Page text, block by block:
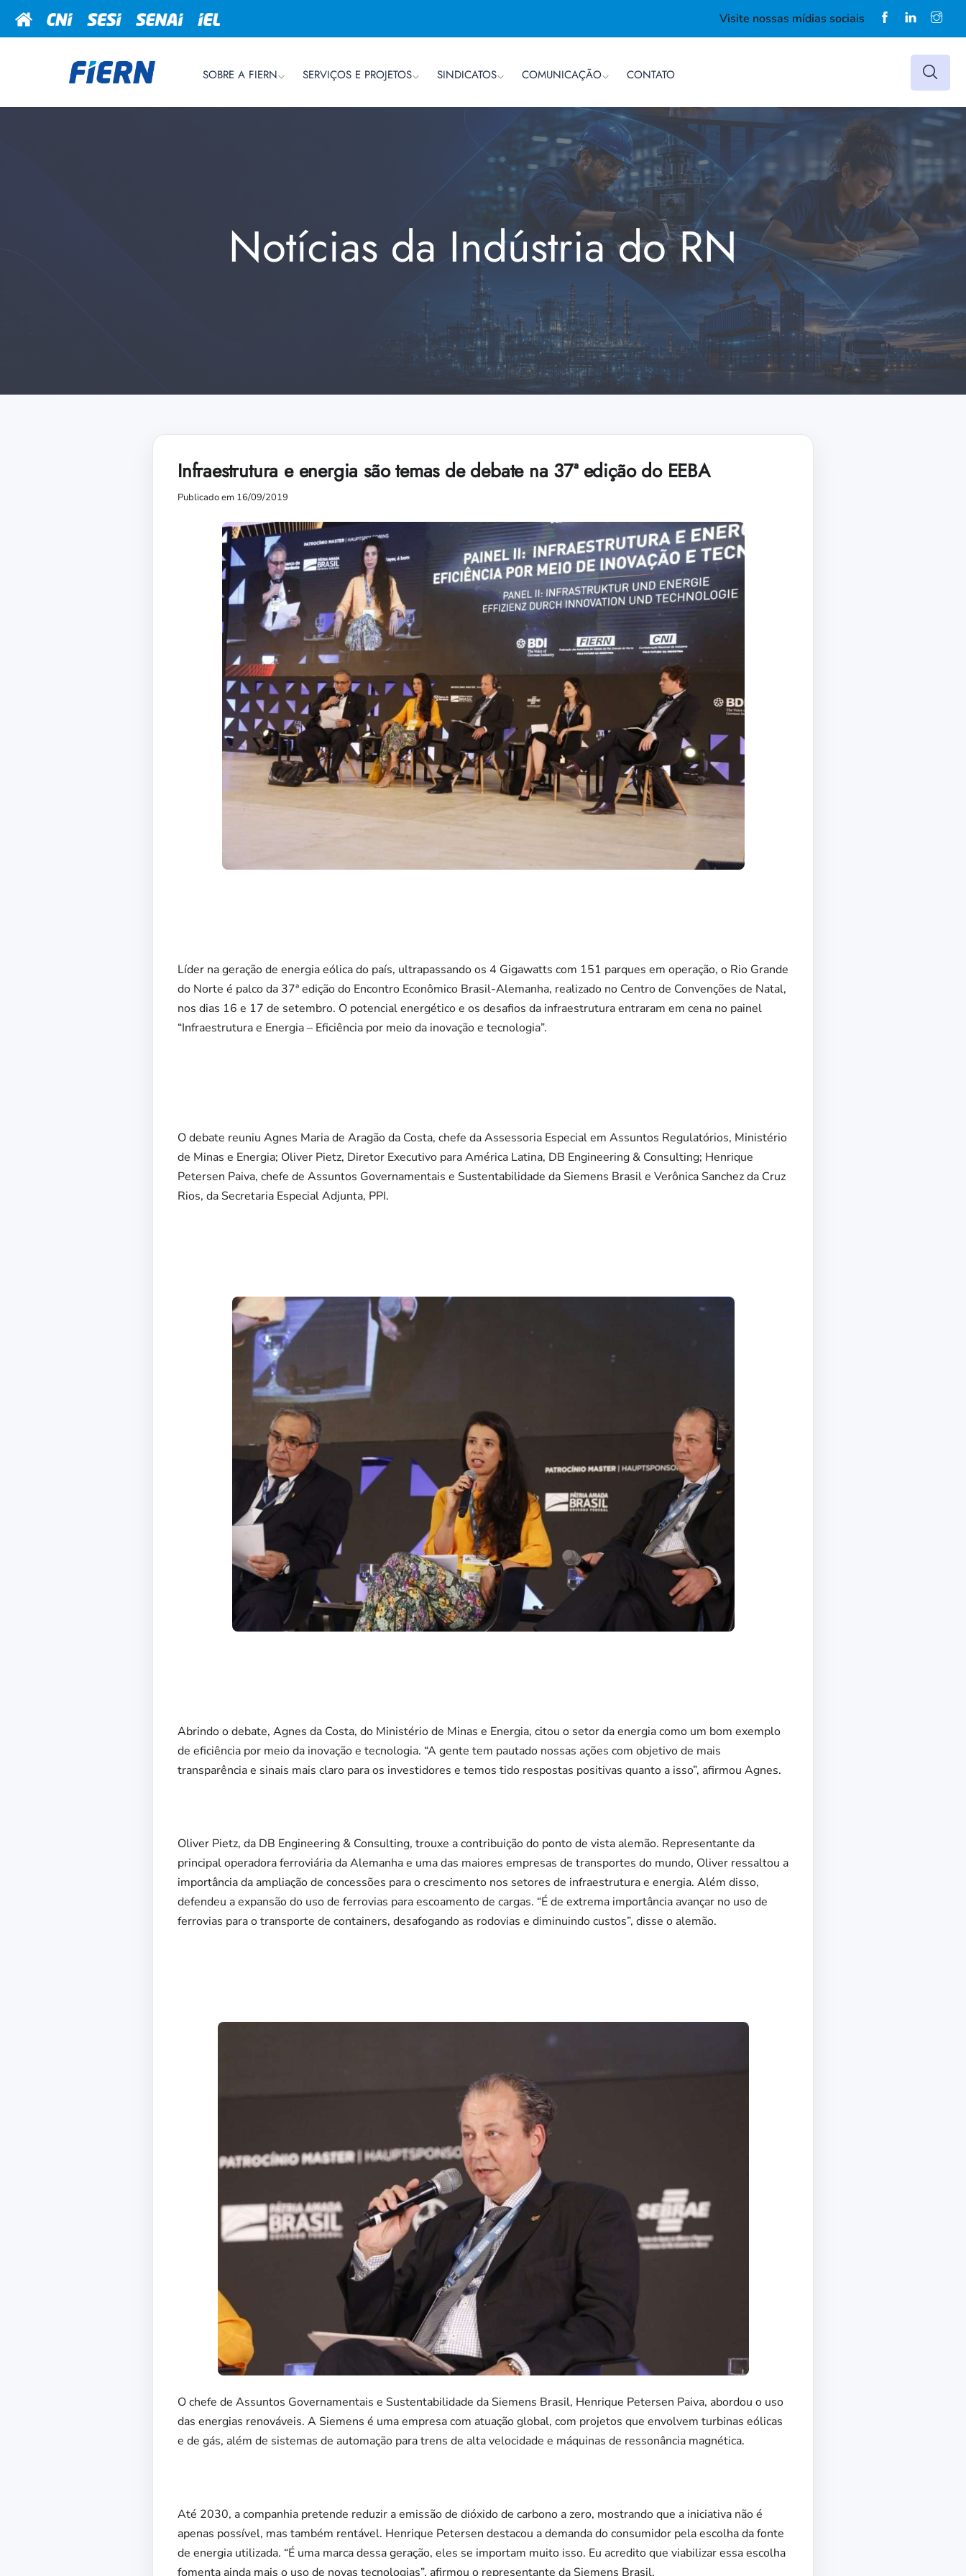
Visite nossas mídias sociais
SOBRE A FIERN SERVIÇOS E PROJETOS SINDICATOS COMUNICAÇÃO CONTATO
Notícias da Indústria do RN
Infraestrutura e energia são temas de debate na 37ª edição do EEBA
Publicado em 16/09/2019
Líder na geração de energia eólica do país, ultrapassando os 4 Gigawatts com 151 parques em operação, o Rio Grande
do Norte é palco da 37ª edição do Encontro Econômico Brasil-Alemanha, realizado no Centro de Convenções de Natal,
nos dias 16 e 17 de setembro. O potencial energético e os desafios da infraestrutura entraram em cena no painel
“Infraestrutura e Energia – Eficiência por meio da inovação e tecnologia”.
O debate reuniu Agnes Maria de Aragão da Costa, chefe da Assessoria Especial em Assuntos Regulatórios, Ministério
de Minas e Energia; Oliver Pietz, Diretor Executivo para América Latina, DB Engineering & Consulting; Henrique
Petersen Paiva, chefe de Assuntos Governamentais e Sustentabilidade da Siemens Brasil e Verônica Sanchez da Cruz
Rios, da Secretaria Especial Adjunta, PPI.
Abrindo o debate, Agnes da Costa, do Ministério de Minas e Energia, citou o setor da energia como um bom exemplo
de eficiência por meio da inovação e tecnologia. “A gente tem pautado nossas ações com objetivo de mais
transparência e sinais mais claro para os investidores e temos tido respostas positivas quanto a isso”, afirmou Agnes.
Oliver Pietz, da DB Engineering & Consulting, trouxe a contribuição do ponto de vista alemão. Representante da
principal operadora ferroviária da Alemanha e uma das maiores empresas de transportes do mundo, Oliver ressaltou a
importância da ampliação de concessões para o crescimento nos setores de infraestrutura e energia. Além disso,
defendeu a expansão do uso de ferrovias para escoamento de cargas. “É de extrema importância avançar no uso de
ferrovias para o transporte de containers, desafogando as rodovias e diminuindo custos”, disse o alemão.
O chefe de Assuntos Governamentais e Sustentabilidade da Siemens Brasil, Henrique Petersen Paiva, abordou o uso
das energias renováveis. A Siemens é uma empresa com atuação global, com projetos que envolvem turbinas eólicas
e de gás, além de sistemas de automação para trens de alta velocidade e máquinas de ressonância magnética.
Até 2030, a companhia pretende reduzir a emissão de dióxido de carbono a zero, mostrando que a iniciativa não é
apenas possível, mas também rentável. Henrique Petersen destacou a demanda do consumidor pela escolha da fonte
de energia utilizada. “É uma marca dessa geração, eles se importam muito isso. Eu acredito que viabilizar essa escolha
fomenta ainda mais o uso de novas tecnologias”, afirmou o representante da Siemens Brasil.